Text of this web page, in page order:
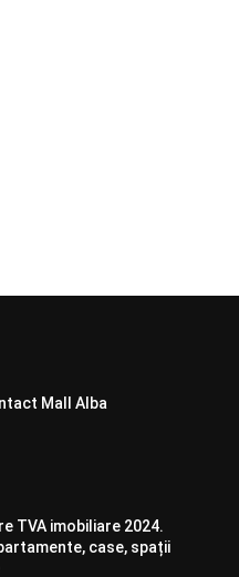
Mall Alba
TVA imobiliare 2024.
case, spații